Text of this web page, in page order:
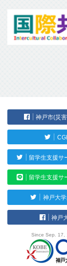
神戸市(災害
留学生支援サ
留学生支援サ
神戸大
神戸
Since Sep. 17,